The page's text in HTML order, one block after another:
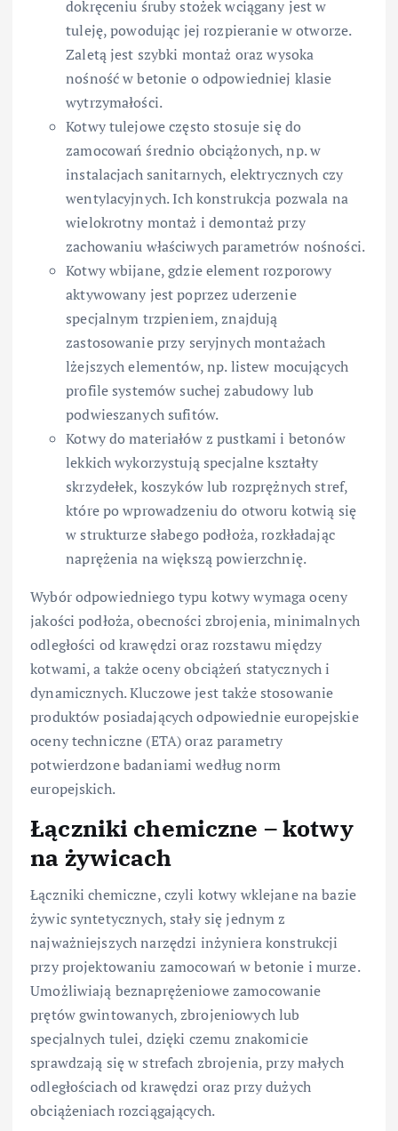
dokręceniu śruby stożek wciągany jest w
tuleję, powodując jej rozpieranie w otworze.
Zaletą jest szybki montaż oraz wysoka
nośność w betonie o odpowiedniej klasie
wytrzymałości.
Kotwy tulejowe często stosuje się do
zamocowań średnio obciążonych, np. w
instalacjach sanitarnych, elektrycznych czy
wentylacyjnych. Ich konstrukcja pozwala na
wielokrotny montaż i demontaż przy
zachowaniu właściwych parametrów nośności.
Kotwy wbijane, gdzie element rozporowy
aktywowany jest poprzez uderzenie
specjalnym trzpieniem, znajdują
zastosowanie przy seryjnych montażach
lżejszych elementów, np. listew mocujących
profile systemów suchej zabudowy lub
podwieszanych sufitów.
Kotwy do materiałów z pustkami i betonów
lekkich wykorzystują specjalne kształty
skrzydełek, koszyków lub rozprężnych stref,
które po wprowadzeniu do otworu kotwią się
w strukturze słabego podłoża, rozkładając
naprężenia na większą powierzchnię.
Wybór odpowiedniego typu kotwy wymaga oceny
jakości podłoża, obecności zbrojenia, minimalnych
odległości od krawędzi oraz rozstawu między
kotwami, a także oceny obciążeń statycznych i
dynamicznych. Kluczowe jest także stosowanie
produktów posiadających odpowiednie europejskie
oceny techniczne (ETA) oraz parametry
potwierdzone badaniami według norm
europejskich.
Łączniki chemiczne – kotwy
na żywicach
Łączniki chemiczne, czyli kotwy wklejane na bazie
żywic syntetycznych, stały się jednym z
najważniejszych narzędzi inżyniera konstrukcji
przy projektowaniu zamocowań w betonie i murze.
Umożliwiają beznaprężeniowe zamocowanie
prętów gwintowanych, zbrojeniowych lub
specjalnych tulei, dzięki czemu znakomicie
sprawdzają się w strefach zbrojenia, przy małych
odległościach od krawędzi oraz przy dużych
obciążeniach rozciągających.